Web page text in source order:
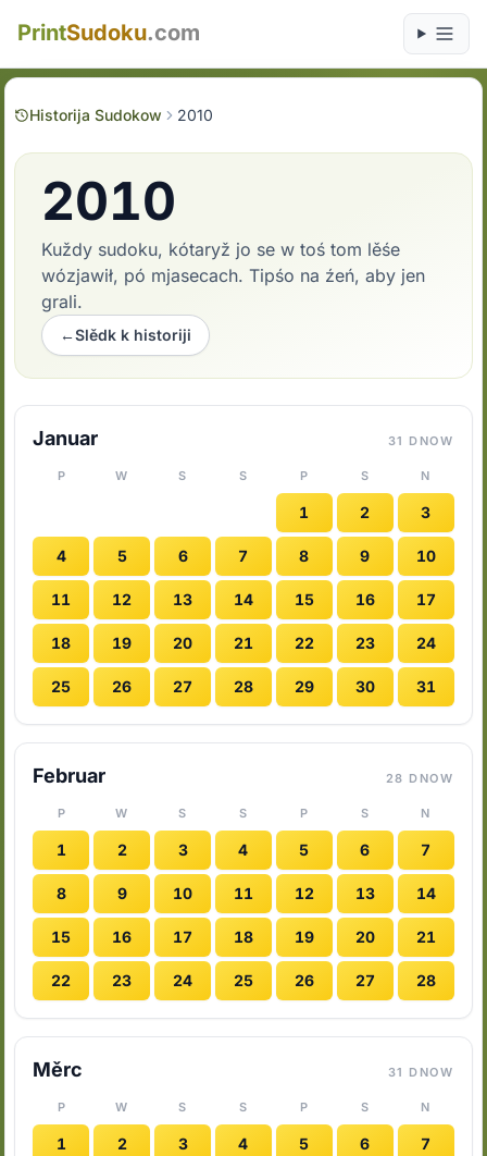
PrintSudoku.com
Historija Sudokow 2010
2010
Kuždy sudoku, kótaryž jo se w toś tom lěśe
wózjawił, pó mjasecach. Tipśo na źeń, aby jen
grali.
←Slědk k historiji
Januar 31 DNOW
P W S S P S N
1 2 3
4 5 6 7 8 9 10
11 12 13 14 15 16 17
18 19 20 21 22 23 24
25 26 27 28 29 30 31
Februar 28 DNOW
P W S S P S N
1 2 3 4 5 6 7
8 9 10 11 12 13 14
15 16 17 18 19 20 21
22 23 24 25 26 27 28
Měrc 31 DNOW
P W S S P S N
1 2 3 4 5 6 7